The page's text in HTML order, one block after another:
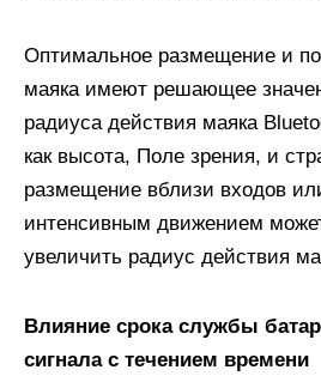
Оптимальное размещение и
маяка имеют решающее
радиуса действия маяка
как высота, Поле зрения, и
размещение вблизи входов
интенсивным движением
увеличить радиус действия
Влияние срока службы
сигнала с течением времени